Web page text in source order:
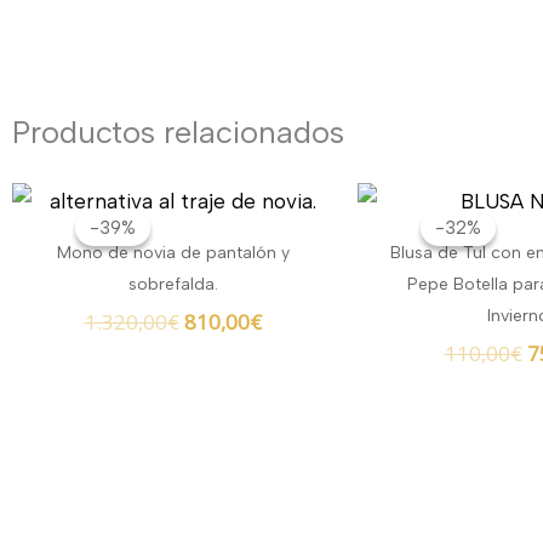
Productos relacionados
-39%
-39%
Mono de novia de pantalón y
sobrefalda.
1.320,00€
El
precio
original
era:
810,00€
El
actual
-32%
-32%
Blusa de Tul con
Pepe Botella
110,00€
El